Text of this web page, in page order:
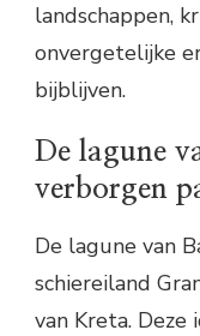
landschappen,
onvergetelijke
bijblijven.
De lagune
verborgen
De lagune van
schiereiland
van Kreta.